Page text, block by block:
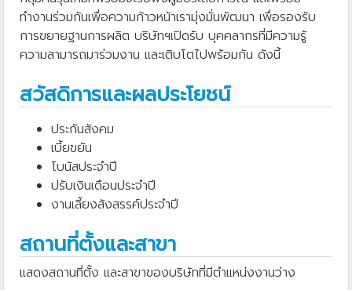
ทำงานร่วมกันเพื่อความก้าวหน้าเรามุ่งมั่นพัฒนา เพื่อรองรับ
การขยายฐานการผลิต บริษัทฯเปิดรับ บุคคลากรที่มีความรู้
ความสามารถมาร่วมงาน และเติบโตไปพร้อมกัน ดังนี้
สวัสดิการและผลประโยชน์
ประกันสังคม
เบี้ยขยัน
โบนัสประจำปี
ปรับเงินเดือนประจำปี
งานเลี้ยงสังสรรค์ประจำปี
สถานที่ตั้งและสาขา
แสดงสถานที่ตั้ง และสาขาของบริษัทที่มีตำแหน่งงานว่าง